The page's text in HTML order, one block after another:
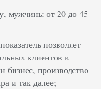
мужчины от 20 до 45
позволяет
клиентов к
бизнес, производство
и так далее;